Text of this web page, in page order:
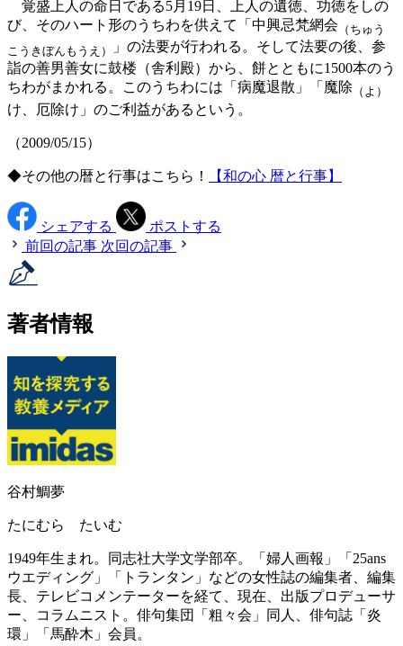
覚盛上人の命日である5月19日、上人の遺徳、功徳をしの
び、そのハート形のうちわを供えて「中興忌梵網会 （ちゅう
こうきぼんもうえ）
」の法要が行われる。そして法要の後、参
詣の善男善女に鼓楼（舎利殿）から、餅とともに1500本のう
ちわがまかれる。このうちわには「病魔退散」「魔除 （よ）
け、厄除け」のご利益があるという。
（2009/05/15）
◆その他の暦と行事はこちら！ 【和の心 暦と行事】
シェアする
ポストする
前回の記事 次回の記事
著者情報
谷村鯛夢
たにむら たいむ
1949年生まれ。同志社大学文学部卒。「婦人画報」「25ans
ウエディング」「トランタン」などの女性誌の編集者、編集
長、テレビコメンテーターを経て、現在、出版プロデューサ
ー、コラムニスト。俳句集団「粗々会」同人、俳句誌「炎
環」「馬酔木」会員。